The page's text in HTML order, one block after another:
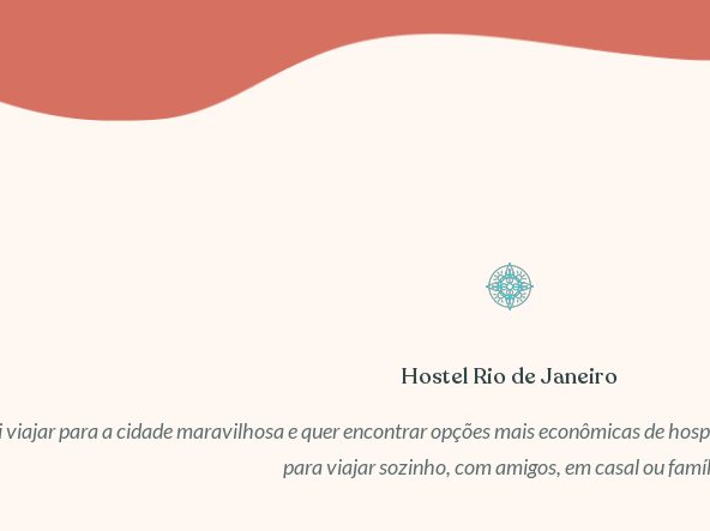
Hostel Rio de Janeiro
viajar para a cidade maravilhosa e quer encontrar opções mais econômicas de
para viajar sozinho, com amigos, em casal ou